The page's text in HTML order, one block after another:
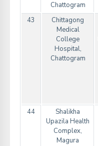
Chattogram
43
Chittagong
Medical
College
Hospital,
Chattogram
44
Shalikha
Upazila Health
Complex,
Magura